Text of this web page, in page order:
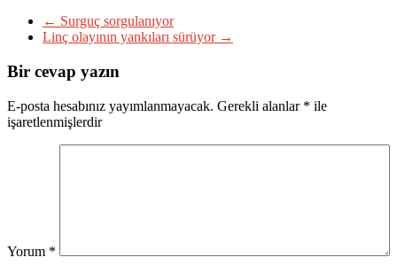
← Surguç sorgulanıyor
Linç olayının yankıları sürüyor →
Bir cevap yazın
E-posta hesabınız yayımlanmayacak. Gerekli alanlar * ile
işaretlenmişlerdir
Yorum *